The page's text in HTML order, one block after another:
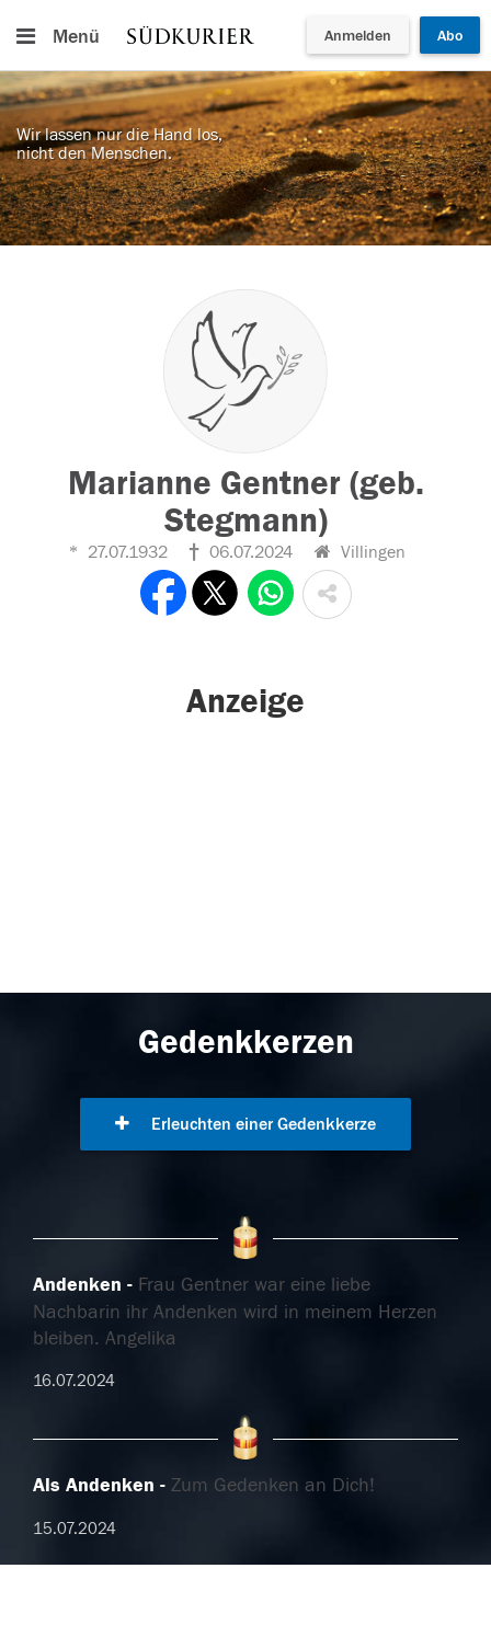
Menü Anmelden Abo
Wir lassen nur die Hand los,
nicht den Menschen.
Marianne Gentner (geb.
Stegmann)
27.07.1932 06.07.2024 Villingen
Anzeige
Gedenkkerzen
Erleuchten einer Gedenkkerze
Andenken
Frau Gentner war eine liebe
Nachbarin ihr Andenken wird in meinem Herzen
bleiben. Angelika
16.07.2024
Als Andenken Zum Gedenken an Dich!
15.07.2024